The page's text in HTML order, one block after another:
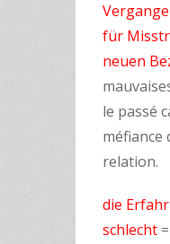
für
neuen
le passé
méfiance
relation.
die
schlecht